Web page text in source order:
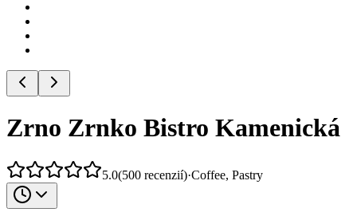
Zrno Zrnko Bistro Kamenická
5.0(500 recenzií)·Coffee, Pastry